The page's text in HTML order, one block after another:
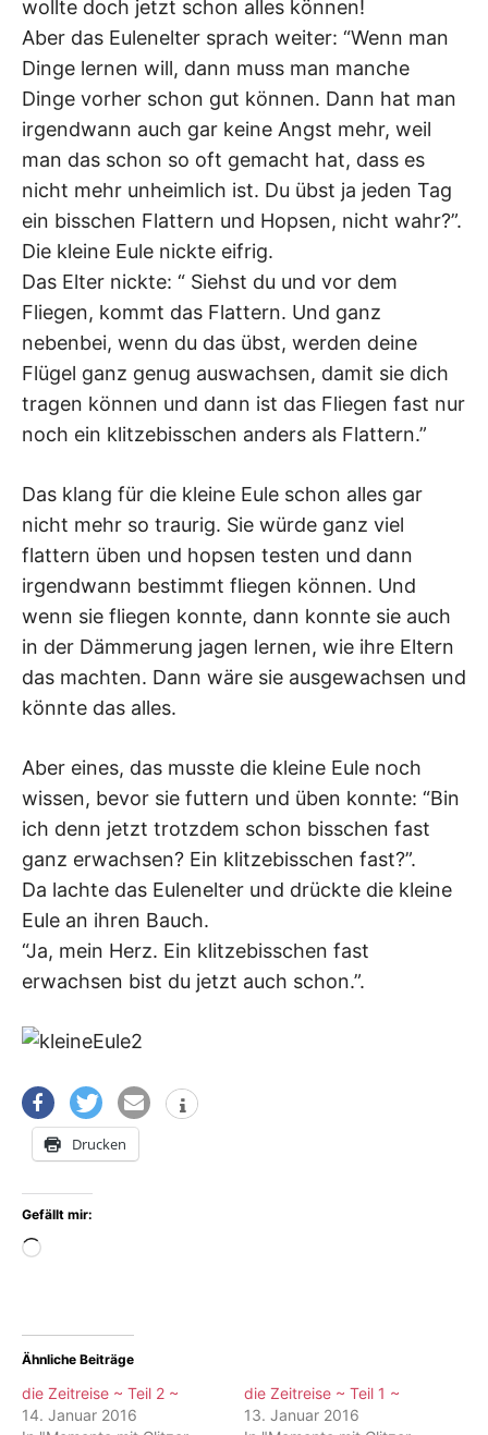
wollte doch jetzt schon alles können!
Aber das Eulenelter sprach weiter: “Wenn man
Dinge lernen will, dann muss man manche
Dinge vorher schon gut können. Dann hat man
irgendwann auch gar keine Angst mehr, weil
man das schon so oft gemacht hat, dass es
nicht mehr unheimlich ist. Du übst ja jeden Tag
ein bisschen Flattern und Hopsen, nicht wahr?”.
Die kleine Eule nickte eifrig.
Das Elter nickte: “ Siehst du und vor dem
Fliegen, kommt das Flattern. Und ganz
nebenbei, wenn du das übst, werden deine
Flügel ganz genug auswachsen, damit sie dich
tragen können und dann ist das Fliegen fast nur
noch ein klitzebisschen anders als Flattern.”
Das klang für die kleine Eule schon alles gar
nicht mehr so traurig. Sie würde ganz viel
flattern üben und hopsen testen und dann
irgendwann bestimmt fliegen können. Und
wenn sie fliegen konnte, dann konnte sie auch
in der Dämmerung jagen lernen, wie ihre Eltern
das machten. Dann wäre sie ausgewachsen und
könnte das alles.
Aber eines, das musste die kleine Eule noch
wissen, bevor sie futtern und üben konnte: “Bin
ich denn jetzt trotzdem schon bisschen fast
ganz erwachsen? Ein klitzebisschen fast?”.
Da lachte das Eulenelter und drückte die kleine
Eule an ihren Bauch.
“Ja, mein Herz. Ein klitzebisschen fast
erwachsen bist du jetzt auch schon.”.
Drucken
Gefällt mir:
Wird
Ähnliche Beiträge
die Zeitreise ~ Teil 2 ~
14. Januar 2016
die Zeitreise ~ Teil 1 ~
13. Januar 2016